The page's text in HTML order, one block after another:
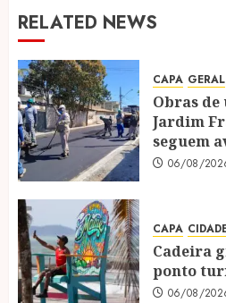
RELATED NEWS
CAPA GERAL
Obras
Jardim
seguem
06/08/
CAPA
Cadeira
ponto
06/08/